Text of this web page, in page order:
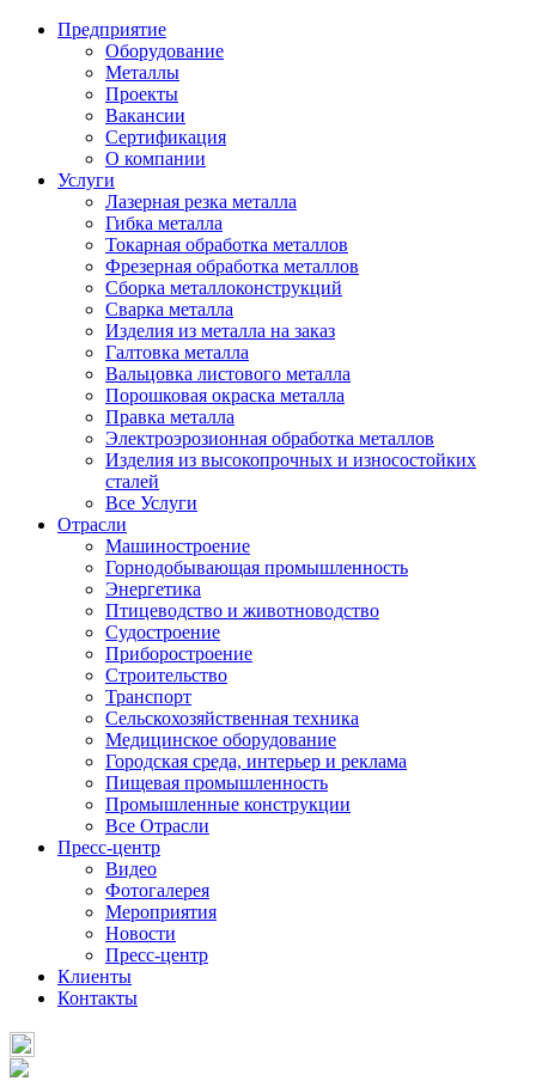
Предприятие
Оборудование
Металлы
Проекты
Вакансии
Сертификация
О компании
Услуги
Лазерная резка металла
Гибка металла
Токарная обработка металлов
Фрезерная обработка металлов
Сборка металлоконструкций
Сварка металла
Изделия из металла на заказ
Галтовка металла
Вальцовка листового металла
Порошковая окраска металла
Правка металла
Электроэрозионная обработка металлов
Изделия из высокопрочных и износостойких
сталей
Все Услуги
Отрасли
Машиностроение
Горнодобывающая промышленность
Энергетика
Птицеводство и животноводство
Судостроение
Приборостроение
Строительство
Транспорт
Сельскохозяйственная техника
Медицинское оборудование
Городская среда, интерьер и реклама
Пищевая промышленность
Промышленные конструкции
Все Отрасли
Пресс-центр
Видео
Фотогалерея
Мероприятия
Новости
Пресс-центр
Клиенты
Контакты